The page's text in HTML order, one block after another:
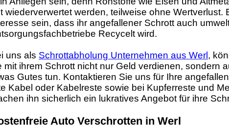
wiederverwertet werden, teilweise ohne Wertverlust.
sein, dass ihr angefallener Schrott auch
Recycelt wird.
uns als Schrottabholung Unternehmen aus Werl ,
mit ihrem Schrott nicht nur Geld verdienen, sondern
Gutes tun. Kontaktieren Sie uns für Ihre
Kabel oder Kabelreste sowie bei Kupferreste und
ihn sicherlich ein lukratives Angebot für ihre
Auto Verschrotten in Werl